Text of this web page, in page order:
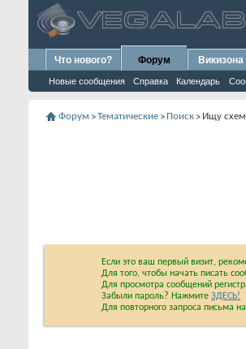
Что нового? Форум
Новые сообщения Справка Календарь
Викизона
Форум >Тематические > Поиск > Ищу
Если это ваш первый визит,
Для того, чтобы начать писать
Для просмотра сообщений
Забыли пароль? Нажмите ЗДЕСЬ!
Для повторного запроса письма